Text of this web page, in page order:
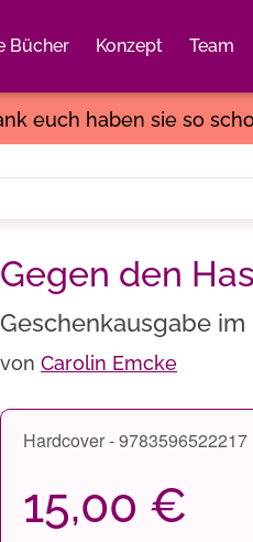
Bücher Konzept Team
euch haben sie so
Gegen den
Geschenkausgabe
von Carolin Emcke
Hardcover - 9783596522217
15,00 €